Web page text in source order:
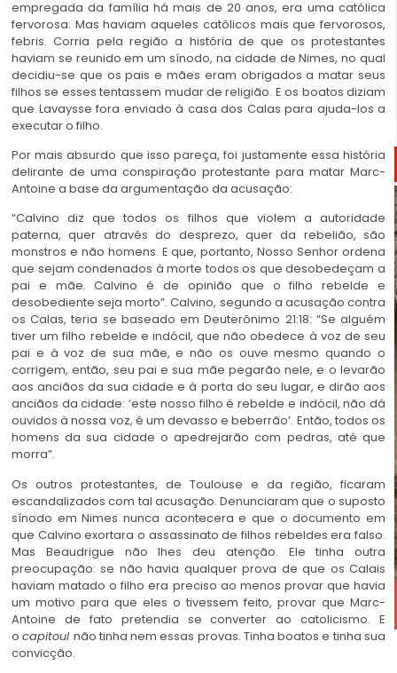
empregada da família há mais de 20 anos, era uma católica
fervorosa. Mas haviam aqueles católicos mais que fervorosos,
febris. Corria pela região a história de que os protestantes
haviam se reunido em um sínodo, na cidade de Nimes, no qual
decidiu-se que os pais e mães eram obrigados a matar seus
filhos se esses tentassem mudar de religião. E os boatos diziam
que Lavaysse fora enviado à casa dos Calas para ajuda-los a
executar o filho.
Por mais absurdo que isso pareça, foi justamente essa história
delirante de uma conspiração protestante para matar Marc-
Antoine a base da argumentação da acusação:
“Calvino diz que todos os filhos que violem a autoridade
paterna, quer através do desprezo, quer da rebelião, são
monstros e não homens. E que, portanto, Nosso Senhor ordena
que sejam condenados à morte todos os que desobedeçam a
pai e mãe. Calvino é de opinião que o filho rebelde e
desobediente seja morto”. Calvino, segundo a acusação contra
os Calas, teria se baseado em Deuterônimo 21:18: “Se alguém
tiver um filho rebelde e indócil, que não obedece à voz de seu
pai e à voz de sua mãe, e não os ouve mesmo quando o
corrigem, então, seu pai e sua mãe pegarão nele, e o levarão
aos anciãos da sua cidade e à porta do seu lugar, e dirão aos
anciãos da cidade: ‘este nosso filho é rebelde e indócil, não dá
ouvidos à nossa voz, é um devasso e beberrão’. Então, todos os
homens da sua cidade o apedrejarão com pedras, até que
morra”.
Os outros protestantes, de Toulouse e da região, ficaram
escandalizados com tal acusação. Denunciaram que o suposto
sínodo em Nimes nunca acontecera e que o documento em
que Calvino exortara o assassinato de filhos rebeldes era falso.
Mas Beaudrigue não lhes deu atenção. Ele tinha outra
preocupação: se não havia qualquer prova de que os Calais
haviam matado o filho era preciso ao menos provar que havia
um motivo para que eles o tivessem feito, provar que Marc-
Antoine de fato pretendia se converter ao catolicismo. E
ocapitoul não tinha nem essas provas. Tinha boatos e tinha sua
convicção.